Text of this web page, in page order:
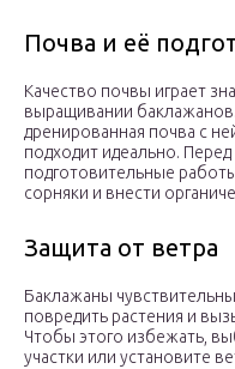
Почва и её
Качество почвы играет
выращивании
дренированная почва с
подходит идеально.
подготовительные
сорняки и внести
Защита от ветра
Баклажаны
повредить растения и
Чтобы этого избежать,
участки или установите